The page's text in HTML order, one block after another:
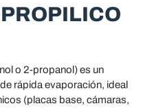
o 2-propanol) es un
rápida evaporación, ideal
(placas base, cámaras,